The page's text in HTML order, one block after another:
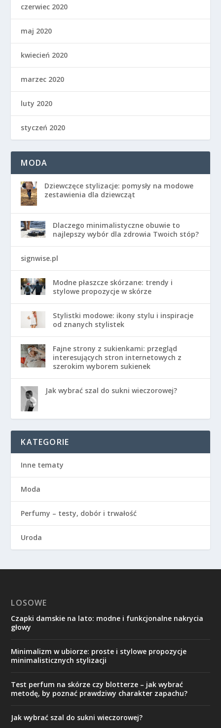
czerwiec 2020
maj 2020
kwiecień 2020
marzec 2020
luty 2020
styczeń 2020
MODA
Dziewczęce stylizacje: pomysły na modowe
zestawienia dla dziewcząt
Dlaczego minimalistyczne obuwie to
najlepszy wybór dla zdrowia Twoich stóp?
signwise.pl
Modne płaszcze skórzane: trendy i
stylowe propozycje w skórze
Stylistki modowe: ikony stylu i inspiracje
od znanych stylistek
Fajne strony z sukienkami: przegląd
interesujących stron internetowych z
szerokim wyborem sukienek
Jak wybrać szal do sukni wieczorowej?
KATEGORIE
Inne tematy
Moda
Perfumy – testy, dobór i trwałość
Uroda
LOSOWE
Czapki damskie na lato: modne i funkcjonalne nakrycia
głowy
Minimalizm w ubiorze: proste i stylowe propozycje
minimalisticznych stylizacji
Test perfum na skórze czy blotterze – jak wybrać
metodę, by poznać prawdziwy charakter zapachu?
Jak wybrać szal do sukni wieczorowej?